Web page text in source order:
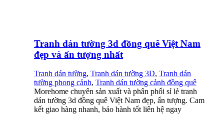
Tranh dán tường 3d đồng quê Việt Nam
đẹp và ấn tượng nhất
Tranh dán tường, Tranh dán tường 3D, Tranh dán
tường phong cảnh, Tranh dán tường cảnh đồng quê
Morehome chuyên sản xuất và phân phối sỉ lẻ tranh
dán tường 3d đồng quê Việt Nam đẹp, ấn tượng. Cam
kết giao hàng nhanh, bảo hành tốt liên hệ ngay